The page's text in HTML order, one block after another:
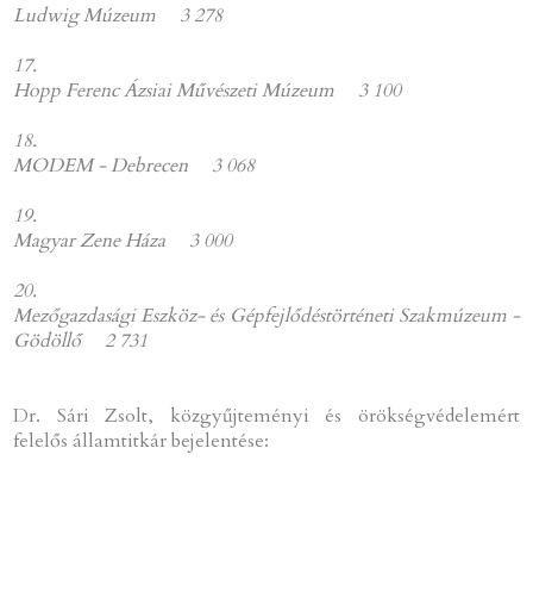
Ludwig Múzeum 3 278
17.
Hopp Ferenc Ázsiai Művészeti Múzeum 3 100
18.
MODEM - Debrecen 3 068
19.
Magyar Zene Háza 3 000
20.
Mezőgazdasági Eszköz- és Gépfejlődéstörténeti Szakmúzeum -
Gödöllő 2 731
Dr. Sári Zsolt, közgyűjteményi és örökségvédelemért
felelős államtitkár bejelentése: